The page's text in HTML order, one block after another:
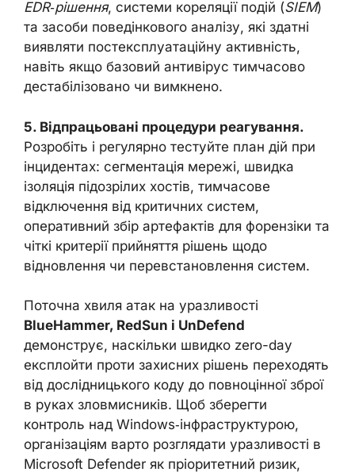
EDR‑рішення, системи кореляції подій (SIEM)
та засоби поведінкового аналізу, які здатні
виявляти постексплуатаційну активність,
навіть якщо базовий антивірус тимчасово
дестабілізовано чи вимкнено.
5. Відпрацьовані процедури реагування.
Розробіть і регулярно тестуйте план дій при
інцидентах: сегментація мережі, швидка
ізоляція підозрілих хостів, тимчасове
відключення від критичних систем,
оперативний збір артефактів для форензіки та
чіткі критерії прийняття рішень щодо
відновлення чи перевстановлення систем.
Поточна хвиля атак на уразливості
BlueHammer, RedSun і UnDefend
демонструє, наскільки швидко zero-day
експлойти проти захисних рішень переходять
від дослідницького коду до повноцінної зброї
в руках зловмисників. Щоб зберегти
контроль над Windows‑інфраструктурою,
організаціям варто розглядати уразливості в
Microsoft Defender як пріоритетний ризик,